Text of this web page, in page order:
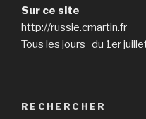
Sur ce site
http://russie.cmartin.fr
Tous les jours du 1er
RECHERCHER